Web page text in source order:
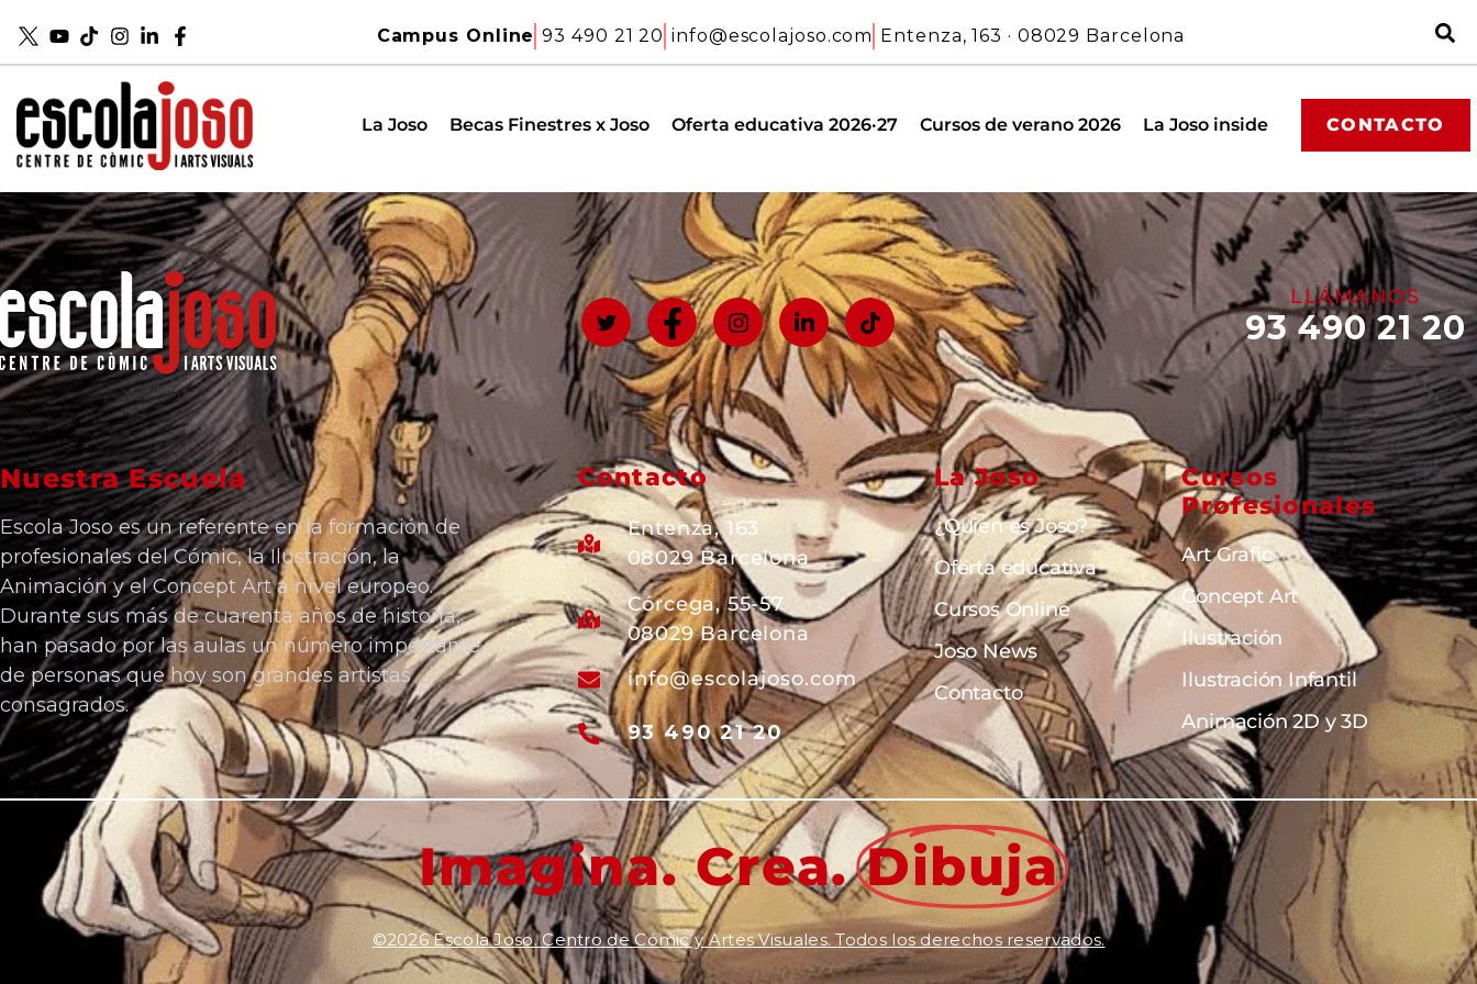
Campus Online 93 490 21 20 info@escolajoso.com Entenza, 163 · 08029 Barcelona
La Joso Becas Finestres x Joso Oferta educativa 2026·27 Cursos de verano 2026 La Joso inside CONTACTO
LLÁMANOS
93 490 21 20
Nuestra Escuela
Escola Joso es un referente en la formación de
profesionales del Cómic, la Ilustración, la
Animación y el Concept Art a nivel europeo.
Durante sus más de cuarenta años de historia,
han pasado por las aulas un número importante
de personas que hoy son grandes artistas
consagrados.
Contacto
Entenza, 163
08029 Barcelona
Córcega, 55-57
08029 Barcelona
info@escolajoso.com
93 490 21 20
La Joso
¿Quien es Joso?
Oferta educativa
Cursos Online
Joso News
Contacto
Cursos
Profesionales
Art Grafic
Concept Art
Ilustración
Ilustración Infantil
Animación 2D y 3D
Imagina. Crea. Dibuja
©2026 Escola Joso. Centro de Cómic y Artes Visuales. Todos los derechos reservados.